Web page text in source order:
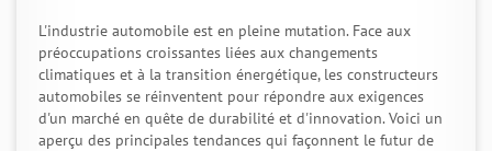
L'industrie automobile est en pleine mutation. Face aux
préoccupations croissantes liées aux changements
climatiques et à la transition énergétique, les constructeurs
automobiles se réinventent pour répondre aux exigences
d'un marché en quête de durabilité et d'innovation. Voici un
aperçu des principales tendances qui façonnent le futur de